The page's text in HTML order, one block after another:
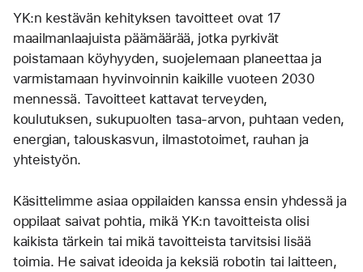
YK:n kestävän kehityksen tavoitteet ovat 17
maailmanlaajuista päämäärää, jotka pyrkivät
poistamaan köyhyyden, suojelemaan planeettaa ja
varmistamaan hyvinvoinnin kaikille vuoteen 2030
mennessä. Tavoitteet kattavat terveyden,
koulutuksen, sukupuolten tasa-arvon, puhtaan veden,
energian, talouskasvun, ilmastotoimet, rauhan ja
yhteistyön.
Käsittelimme asiaa oppilaiden kanssa ensin yhdessä ja
oppilaat saivat pohtia, mikä YK:n tavoitteista olisi
kaikista tärkein tai mikä tavoitteista tarvitsisi lisää
toimia. He saivat ideoida ja keksiä robotin tai laitteen,